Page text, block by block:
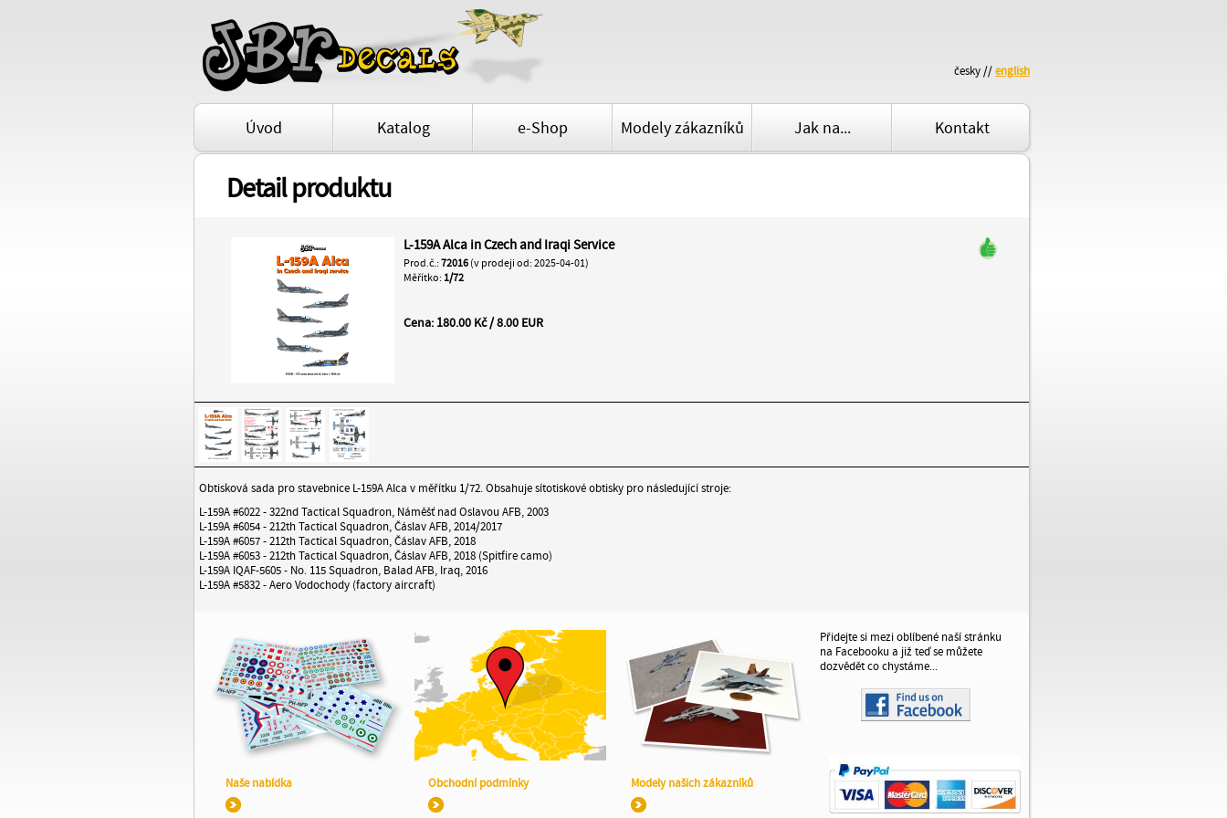
česky //english
Úvod Katalog e-Shop Modely zákazníků Jak na... Kontakt
Detail produktu
L-159A Alca in Czech and Iraqi Service
Prod.č.: 72016 (v prodeji od: 2025-04-01)
Měřítko: 1/72
Cena: 180.00 Kč / 8.00 EUR
Obtisková sada pro stavebnice L-159A Alca v měřítku 1/72. Obsahuje sítotiskové obtisky pro následující stroje:
L-159A #6022 - 322nd Tactical Squadron, Náměšť nad Oslavou AFB, 2003
L-159A #6054 - 212th Tactical Squadron, Čáslav AFB, 2014/2017
L-159A #6057 - 212th Tactical Squadron, Čáslav AFB, 2018
L-159A #6053 - 212th Tactical Squadron, Čáslav AFB, 2018 (Spitfire camo)
L-159A IQAF-5605 - No. 115 Squadron, Balad AFB, Iraq, 2016
L-159A #5832 - Aero Vodochody (factory aircraft)
Naše nabídka Obchodní podmínky Modely našich zákazníků
Přidejte si mezi oblíbené naší stránku
na Facebooku a již teď se můžete
dozvědět co chystáme...